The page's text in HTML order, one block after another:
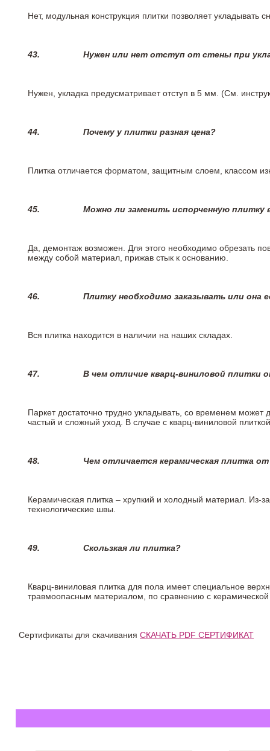
Нет, модульная конструкция плитки позволяет
43. Нужен или нет отступ от стены при
Нужен, укладка предусматривает отступ в 5 мм. (См.
44. Почему у плитки разная цена?
Плитка отличается форматом, защитным слоем, классом
45. Можно ли заменить испорченную плитку
Да, демонтаж возможен. Для этого необходимо обрезать
между собой материал, прижав стык к основанию.
46. Плитку необходимо заказывать или она
Вся плитка находится в наличии на наших складах.
47. В чем отличие кварц-виниловой плитки
Паркет достаточно трудно укладывать, со временем
частый и сложный уход. В случае с кварц-виниловой
48. Чем отличается керамическая плитка
Керамическая плитка – хрупкий и холодный материал. Из-
технологические швы.
49. Скользкая ли плитка?
Кварц-виниловая плитка для пола имеет специальное
травмоопасным материалом, по сравнению с
Сертификаты для скачивания СКАЧАТЬ PDF СЕРТИФИКАТ